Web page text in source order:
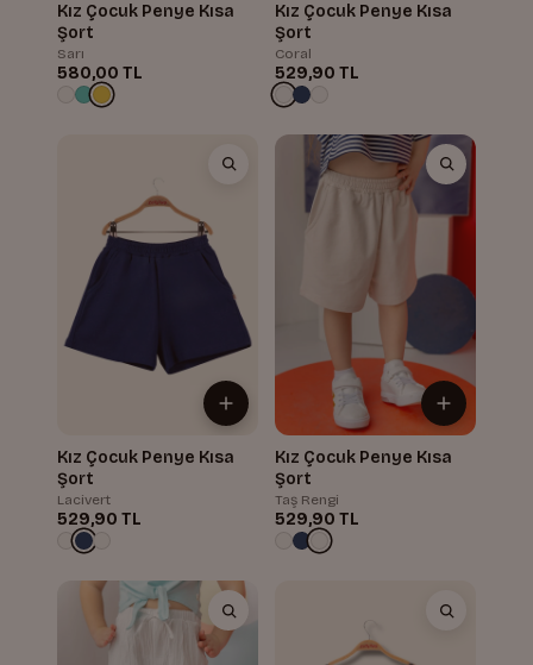
Kız Çocuk Penye Kısa
Şort
Sarı
580,00 TL
Kız Çocuk Penye Kısa
Şort
Coral
529,90 TL
Kız Çocuk Penye Kısa
Şort
Lacivert
529,90 TL
Kız Çocuk Penye Kısa
Şort
Taş Rengi
529,90 TL